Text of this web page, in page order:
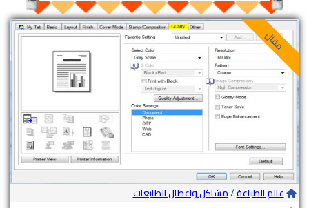
مقال
عالم الطباعة/مشاكل واعطال الطابعات